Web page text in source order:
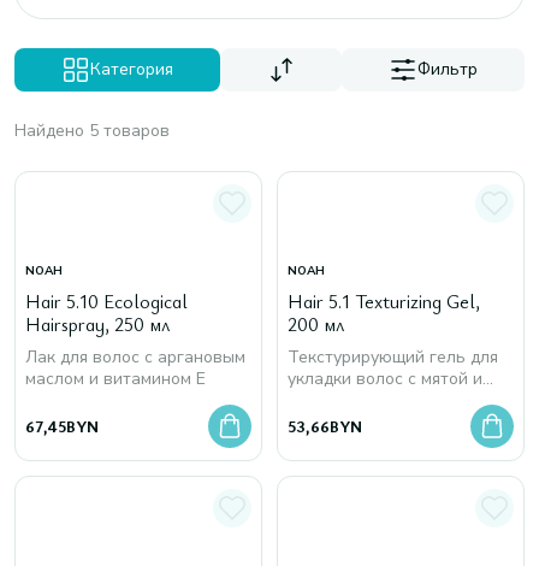
Категория Фильтр
Найдено 5 товаров
NOAH
Hair 5.10 Ecological
Hairspray, 250 мл
Лак для волос с аргановым
маслом и витамином Е
67,45BYN
NOAH
Hair 5.1 Texturizing Gel,
200 мл
Текстурирующий гель для
укладки волос с мятой и
53,66BYN